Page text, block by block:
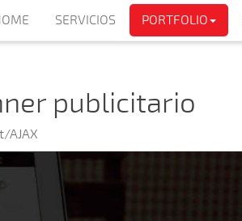
SERVICIOS PORTFOLIO
publicitario
AJAX